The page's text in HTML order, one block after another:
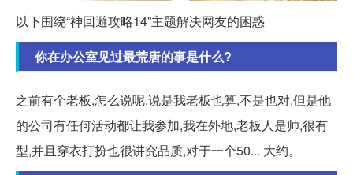
以下围绕“神回避攻略14”主题解决网友的困惑
你在办公室见过最荒唐的事是什么?
之前有个老板,怎么说呢,说是我老板也算,不是也对,但是他
的公司有任何活动都让我参加,我在外地,老板人是帅,很有
型,并且穿衣打扮也很讲究品质,对于一个50... 大约。